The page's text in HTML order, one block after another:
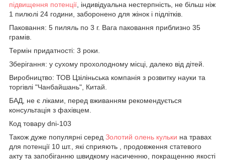
підвищення потенції, індивідуальна нестерпність, не більш ніж
1 пилюлі 24 години, заборонено для жінок і підлітків.
Паковання: 5 пиляль по 3 г. Вага паковання приблизно 35
грамів.
Термін придатності: 3 роки.
Зберігання: у сухому прохолодному місці, далеко від дітей.
Виробництво: ТОВ Цзіліньська компанія з розвитку науки та
торгівлі "Чанбайшань", Китай.
БАД, не є ліками, перед вживанням рекомендується
консультація з фахівцем.
Код товару dni-103
Також дуже популярні серед Золотий олень кульки на травах
для потенції 10 шт., які сприяють , продовження статевого
акту та запобіганню швидкому насиченню, покращенню якості